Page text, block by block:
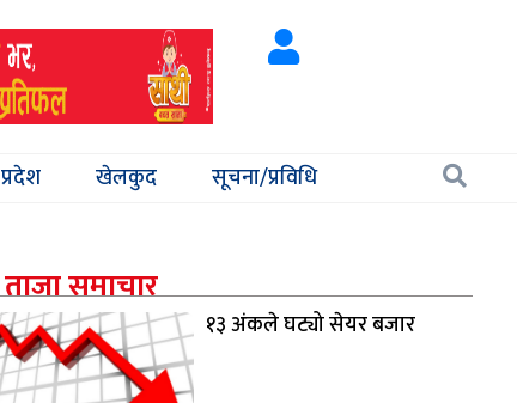
प्रदेश खेलकुद सूचना/प्रविधि
ताजा समाचार
१३ अंकले घट्यो सेयर बजार